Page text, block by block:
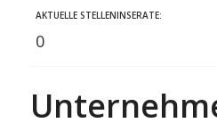
AKTUELLE STELLENINSERATE:
0